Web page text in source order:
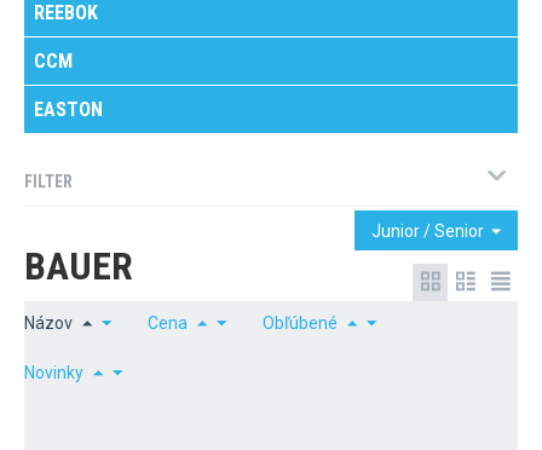
REEBOK
CCM
EASTON
FILTER
BAUER
Junior / Senior
Názov Cena Obľúbené
Novinky